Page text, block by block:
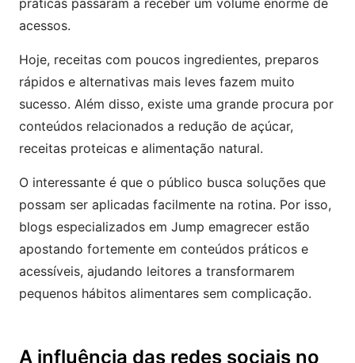
práticas passaram a receber um volume enorme de
acessos.
Hoje, receitas com poucos ingredientes, preparos
rápidos e alternativas mais leves fazem muito
sucesso. Além disso, existe uma grande procura por
conteúdos relacionados a redução de açúcar,
receitas proteicas e alimentação natural.
O interessante é que o público busca soluções que
possam ser aplicadas facilmente na rotina. Por isso,
blogs especializados em Jump emagrecer estão
apostando fortemente em conteúdos práticos e
acessíveis, ajudando leitores a transformarem
pequenos hábitos alimentares sem complicação.
A influência das redes sociais no